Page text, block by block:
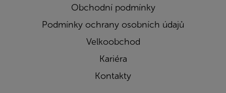
Obchodní podmínky
Podmínky ochrany osobních údajů
Velkoobchod
Kariéra
Kontakty